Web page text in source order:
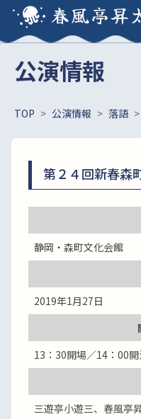
春風亭昇
公演情報
TOP > 公演情報 > 落語 >
第２４回新春森
静岡・森町文化会館
2019年1月27日
13：30開場／14：00
三遊亭小遊三、春風亭